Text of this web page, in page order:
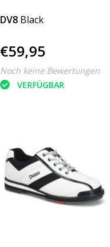
DV8 Black
€59,95
Noch keine Bewertungen
VERFÜGBAR